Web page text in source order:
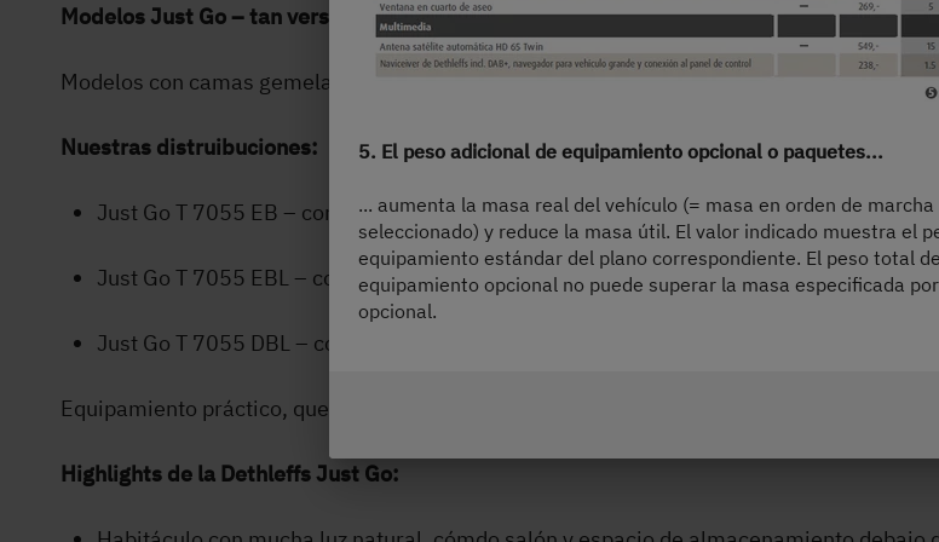
Modelos Just Go – tan versátiles como la vida misma
Modelos con camas gemelas o cama en isla - para que todo el mundo encuentre su lugar
Nuestras distruibuciones:
Just Go T 7055 EB – con cómodas camas gemelas y salón en L
Just Go T 7055 EBL – con salón enfrentado y camas gemelas
Just Go T 7055 DBL – con amplia cama en isla en la parte trasera
Equipamiento práctico, que viaja contigo
Highlights de la Dethleffs Just Go:
5. El peso adicional de equipamiento opcional o paquetes...
... aumenta la masa real del vehículo (= masa en orden de
seleccionado) y reduce la masa útil. El valor indicado muestra el
equipamiento estándar del plano correspondiente. El peso total
equipamiento opcional no puede superar la masa especificada
opcional.